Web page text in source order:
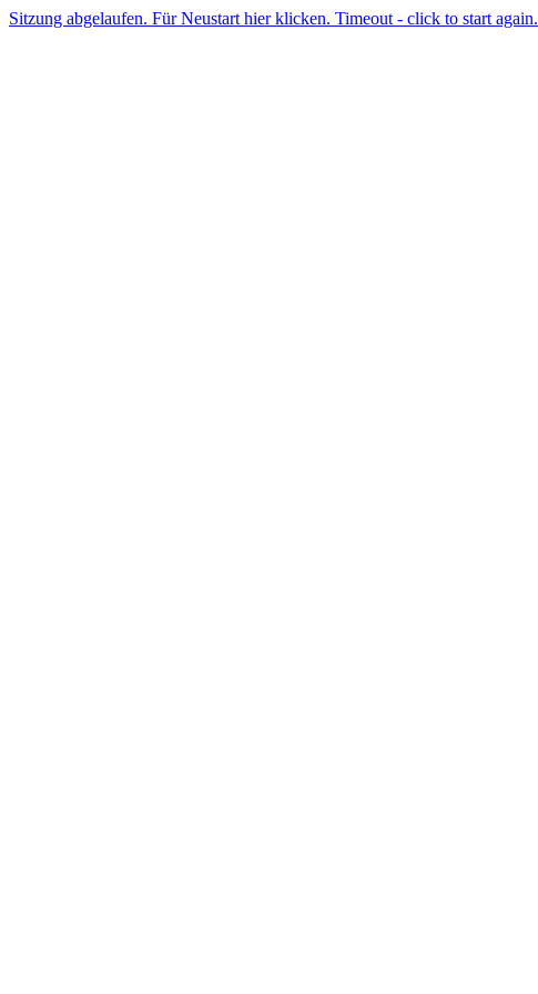
Sitzung abgelaufen. Für Neustart hier klicken. Timeout - click to start again.